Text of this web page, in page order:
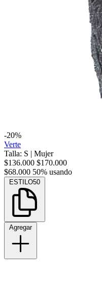
-20%
Verte
Talla: S | Mujer
$136.000 $170.000
$68.000 50% usando
ESTILO50
Agregar